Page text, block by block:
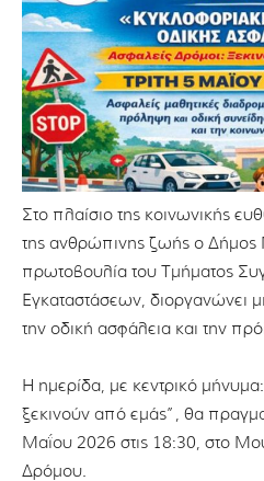
Στο πλαίσιο της κοινωνικής
της ανθρώπινης ζωής ο
πρωτοβουλία του Τμήματος
Εγκαταστάσεων, διοργανώνει
την οδική ασφάλεια και την
Η ημερίδα, με κεντρικό
ξεκινούν από εμάς”, θα
Μαΐου 2026 στις 18:30, στο
Δρόμου.